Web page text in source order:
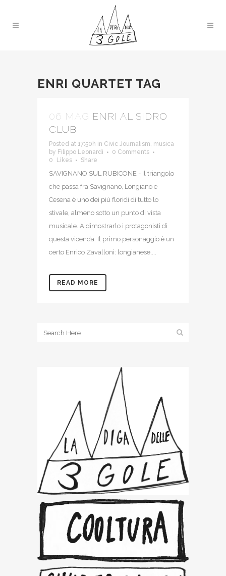
ENRI QUARTET TAG
06 MAG ENRI AL SIDRO
CLUB
Posted at 17:50h in Civic Journalism, musica
by Filippo Leonardi
0 Comments
0
Likes Share
SAVIGNANO SUL RUBICONE - Il triangolo
che passa fra Savignano, Longiano e
Cesena è uno dei più floridi di tutto lo
stivale, almeno sotto un punto di vista
musicale. A dimostrarlo i protagonisti di
questa vicenda. Il primo personaggio è un
certo Enrico Zavalloni: longianese,...
READ MORE